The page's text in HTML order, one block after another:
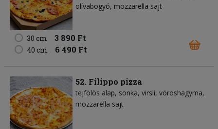
olívabogyó mozzarella sajt
30 cm 3 890 Ft
40 cm 6 490 Ft
52. Filippo pizza
tejfölös alap sonka virsli vöröshagyma
mozzarella sajt